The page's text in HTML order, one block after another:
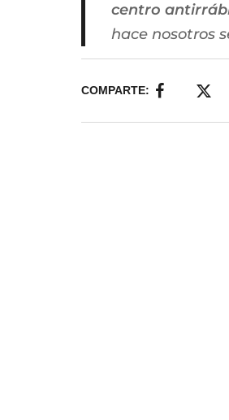
centro
hace nosotros
COMPARTE: